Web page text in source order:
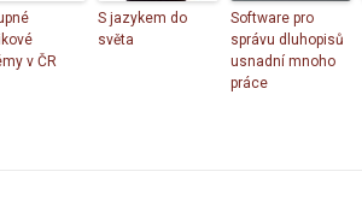
v ČR
S jazykem do
světa
Software pro
správu dluhopisů
usnadní mnoho
práce